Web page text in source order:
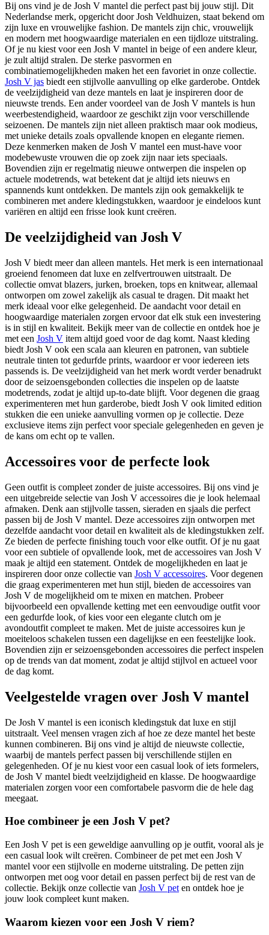
Bij ons vind je de Josh V mantel die perfect past bij jouw stijl. Dit
Nederlandse merk, opgericht door Josh Veldhuizen, staat bekend om
zijn luxe en vrouwelijke fashion. De mantels zijn chic, vrouwelijk
en modern met hoogwaardige materialen en een tijdloze uitstraling.
Of je nu kiest voor een Josh V mantel in beige of een andere kleur,
je zult altijd stralen. De sterke pasvormen en
combinatiemogelijkheden maken het een favoriet in onze collectie.
Josh V jas biedt een stijlvolle aanvulling op elke garderobe. Ontdek
de veelzijdigheid van deze mantels en laat je inspireren door de
nieuwste trends. Een ander voordeel van de Josh V mantels is hun
weerbestendigheid, waardoor ze geschikt zijn voor verschillende
seizoenen. De mantels zijn niet alleen praktisch maar ook modieus,
met unieke details zoals opvallende knopen en elegante riemen.
Deze kenmerken maken de Josh V mantel een must-have voor
modebewuste vrouwen die op zoek zijn naar iets speciaals.
Bovendien zijn er regelmatig nieuwe ontwerpen die inspelen op
actuele modetrends, wat betekent dat je altijd iets nieuws en
spannends kunt ontdekken. De mantels zijn ook gemakkelijk te
combineren met andere kledingstukken, waardoor je eindeloos kunt
variëren en altijd een frisse look kunt creëren.
De veelzijdigheid van Josh V
Josh V biedt meer dan alleen mantels. Het merk is een internationaal
groeiend fenomeen dat luxe en zelfvertrouwen uitstraalt. De
collectie omvat blazers, jurken, broeken, tops en knitwear, allemaal
ontworpen om zowel zakelijk als casual te dragen. Dit maakt het
merk ideaal voor elke gelegenheid. De aandacht voor detail en
hoogwaardige materialen zorgen ervoor dat elk stuk een investering
is in stijl en kwaliteit. Bekijk meer van de collectie en ontdek hoe je
met een Josh V item altijd goed voor de dag komt. Naast kleding
biedt Josh V ook een scala aan kleuren en patronen, van subtiele
neutrale tinten tot gedurfde prints, waardoor er voor iedereen iets
passends is. De veelzijdigheid van het merk wordt verder benadrukt
door de seizoensgebonden collecties die inspelen op de laatste
modetrends, zodat je altijd up-to-date blijft. Voor degenen die graag
experimenteren met hun garderobe, biedt Josh V ook limited edition
stukken die een unieke aanvulling vormen op je collectie. Deze
exclusieve items zijn perfect voor speciale gelegenheden en geven je
de kans om echt op te vallen.
Accessoires voor de perfecte look
Geen outfit is compleet zonder de juiste accessoires. Bij ons vind je
een uitgebreide selectie van Josh V accessoires die je look helemaal
afmaken. Denk aan stijlvolle tassen, sieraden en sjaals die perfect
passen bij de Josh V mantel. Deze accessoires zijn ontworpen met
dezelfde aandacht voor detail en kwaliteit als de kledingstukken zelf.
Ze bieden de perfecte finishing touch voor elke outfit. Of je nu gaat
voor een subtiele of opvallende look, met de accessoires van Josh V
maak je altijd een statement. Ontdek de mogelijkheden en laat je
inspireren door onze collectie van Josh V accessoires. Voor degenen
die graag experimenteren met hun stijl, bieden de accessoires van
Josh V de mogelijkheid om te mixen en matchen. Probeer
bijvoorbeeld een opvallende ketting met een eenvoudige outfit voor
een gedurfde look, of kies voor een elegante clutch om je
avondoutfit compleet te maken. Met de juiste accessoires kun je
moeiteloos schakelen tussen een dagelijkse en een feestelijke look.
Bovendien zijn er seizoensgebonden accessoires die perfect inspelen
op de trends van dat moment, zodat je altijd stijlvol en actueel voor
de dag komt.
Veelgestelde vragen over Josh V mantel
De Josh V mantel is een iconisch kledingstuk dat luxe en stijl
uitstraalt. Veel mensen vragen zich af hoe ze deze mantel het beste
kunnen combineren. Bij ons vind je altijd de nieuwste collectie,
waarbij de mantels perfect passen bij verschillende stijlen en
gelegenheden. Of je nu kiest voor een casual look of iets formelers,
de Josh V mantel biedt veelzijdigheid en klasse. De hoogwaardige
materialen zorgen voor een comfortabele pasvorm die de hele dag
meegaat.
Hoe combineer je een Josh V pet?
Een Josh V pet is een geweldige aanvulling op je outfit, vooral als je
een casual look wilt creëren. Combineer de pet met een Josh V
mantel voor een stijlvolle en moderne uitstraling. De petten zijn
ontworpen met oog voor detail en passen perfect bij de rest van de
collectie. Bekijk onze collectie van Josh V pet en ontdek hoe je
jouw look compleet kunt maken.
Waarom kiezen voor een Josh V riem?